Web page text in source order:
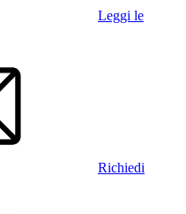
Leggi le
Richiedi